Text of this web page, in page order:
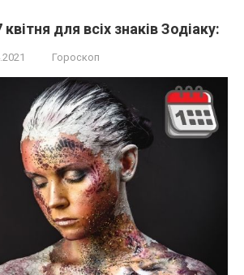
для всіх знаків Зодіаку:
Гороскоп